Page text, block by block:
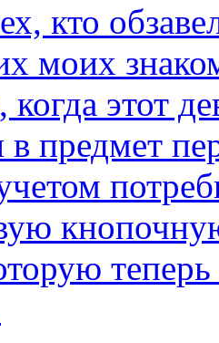
кто
моих
когда этот
в предмет